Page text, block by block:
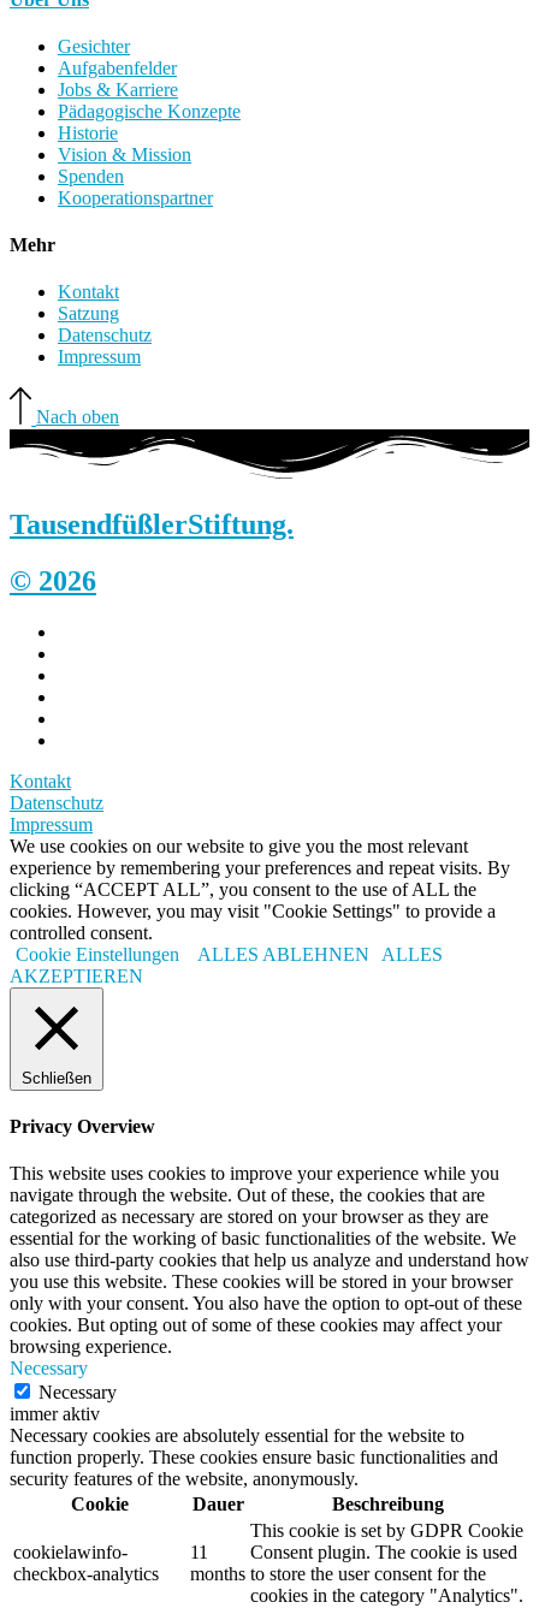
Gesichter
Aufgabenfelder
Jobs & Karriere
Pädagogische Konzepte
Historie
Vision & Mission
Spenden
Kooperationspartner
Mehr
Kontakt
Satzung
Datenschutz
Impressum
Nach oben
TausendfüßlerStiftung.
© 2026
Kontakt
Datenschutz
Impressum
We use cookies on our website to give you the most relevant
experience by remembering your preferences and repeat visits. By
clicking “ACCEPT ALL”, you consent to the use of ALL the
cookies. However, you may visit "Cookie Settings" to provide a
controlled consent.
Cookie Einstellungen
ALLES ABLEHNEN
ALLES
AKZEPTIEREN
Schließen
Privacy Overview
This website uses cookies to improve your experience while you
navigate through the website. Out of these, the cookies that are
categorized as necessary are stored on your browser as they are
essential for the working of basic functionalities of the website. We
also use third-party cookies that help us analyze and understand how
you use this website. These cookies will be stored in your browser
only with your consent. You also have the option to opt-out of these
cookies. But opting out of some of these cookies may affect your
browsing experience.
Necessary
Necessary
immer aktiv
Necessary cookies are absolutely essential for the website to
function properly. These cookies ensure basic functionalities and
security features of the website, anonymously.
Cookie
Dauer Beschreibung
cookielawinfo-
checkbox-analytics
11
months
This cookie is set by GDPR Cookie
Consent plugin. The cookie is used
to store the user consent for the
cookies in the category "Analytics".